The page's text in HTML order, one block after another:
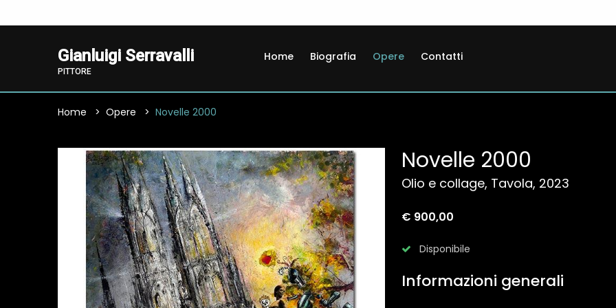
Gianluigi Serravalli
PITTORE
Home Biografia Opere Contatti
Home Opere Novelle 2000
Novelle 2000
Olio e collage, Tavola, 2023
€ 900,00
Disponibile
Informazioni generali